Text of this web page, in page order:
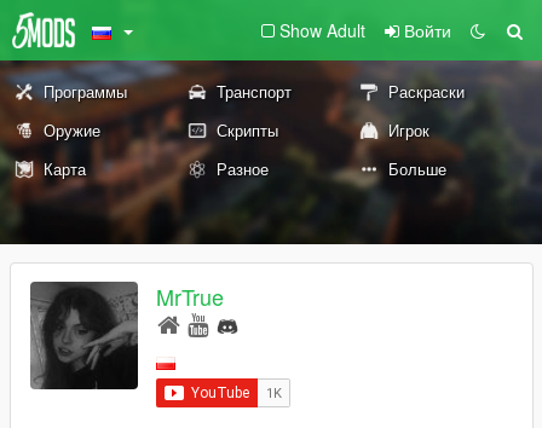
Show Adult Войти
Программы Транспорт
Раскраски
Оружие
Скрипты
Игрок
Карта
Разное Больше
MrTrue